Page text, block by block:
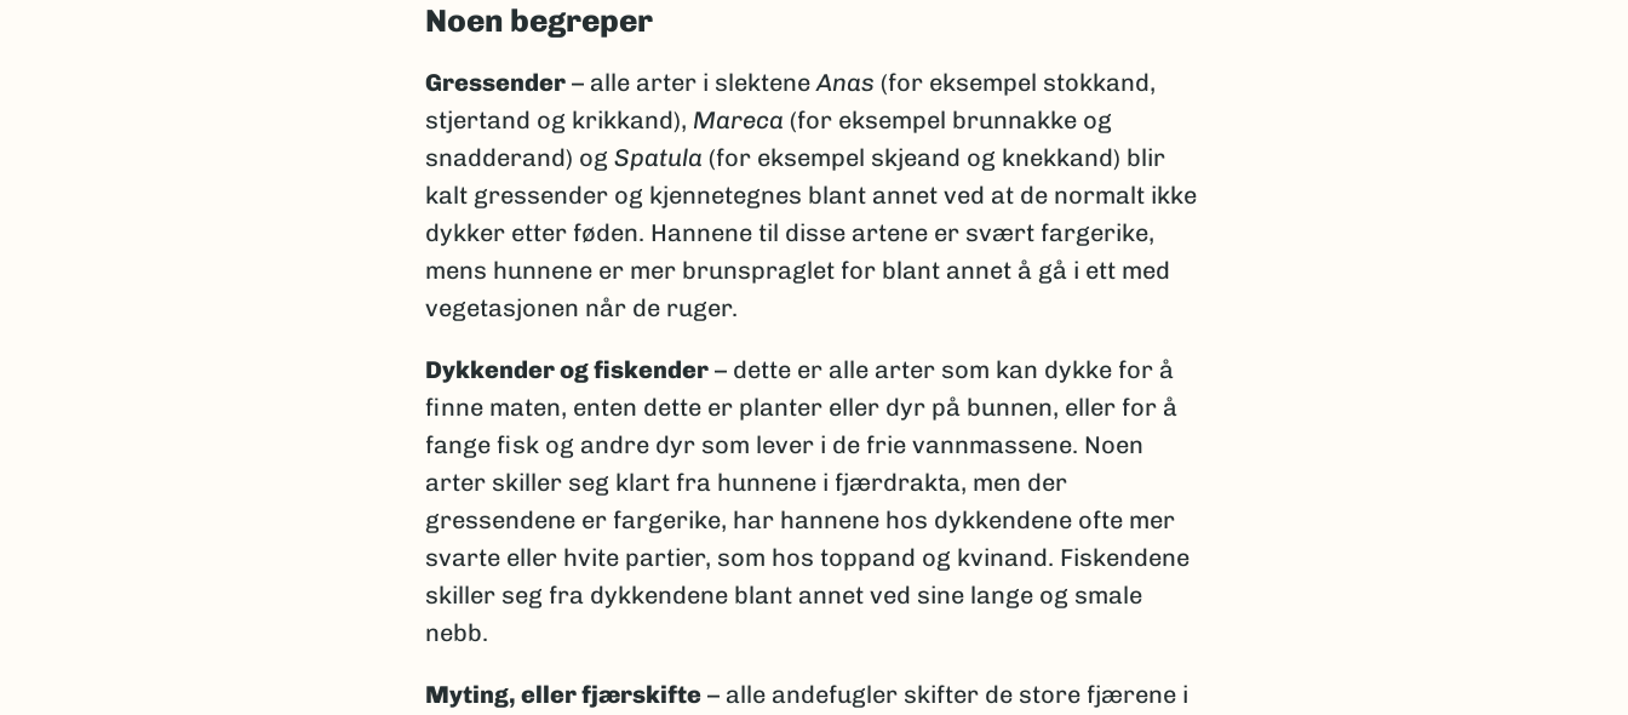
Noen begreper
Gressender– alle arter i slekteneAnas (for eksempel stokkand,
stjertand og krikkand), Mareca (for eksempel brunnakke og
snadderand) og Spatula (for eksempel skjeand og knekkand) blir
kalt gressender og kjennetegnes blant annet ved at de normalt ikke
dykker etter føden. Hannene til disse artene er svært fargerike,
mens hunnene er mer brunspraglet for blant annet å gå i ett med
vegetasjonen når de ruger.
Dykkender og fiskender– dette er alle arter som kan dykke for å
finne maten, enten dette er planter eller dyr på bunnen, eller for å
fange fisk og andre dyr som lever i de frie vannmassene. Noen
arter skiller seg klart fra hunnene i fjærdrakta, men der
gressendene er fargerike, har hannene hos dykkendene ofte mer
svarte eller hvite partier, som hos toppand og kvinand. Fiskendene
skiller seg fra dykkendene blant annet ved sine lange og smale
nebb.
Myting, eller fjærskifte– alle andefugler skifter de store fjærene i